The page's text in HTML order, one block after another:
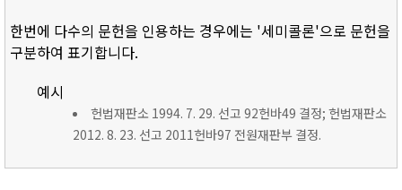
한번에 다수의 문헌을 인용하는 경우에는 '세미콜론'으로 문헌을
구분하여 표기합니다.
예시
헌법재판소 1994. 7. 29. 선고 92헌바49 결정; 헌법재판소
2012. 8. 23. 선고 2011헌바97 전원재판부 결정.